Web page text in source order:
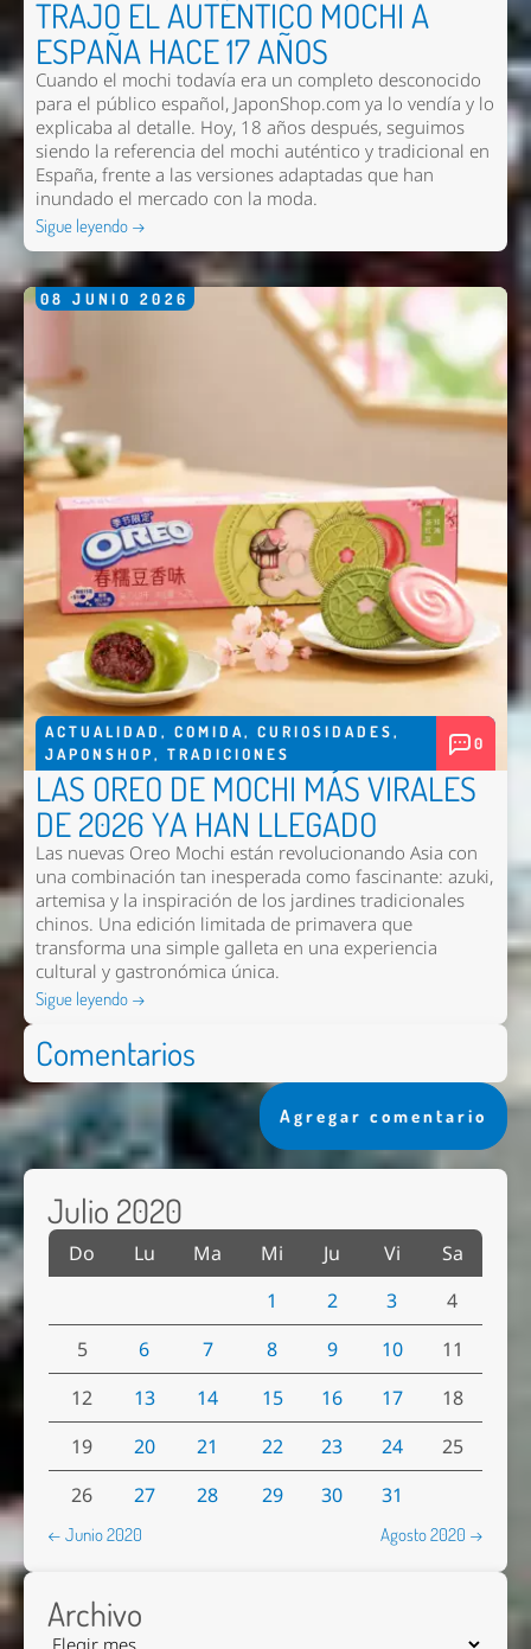
TRAJO EL AUTÉNTICO MOCHI A
ESPAÑA HACE 17 AÑOS
Cuando el mochi todavía era un completo desconocido
para el público español, JaponShop.com ya lo vendía y lo
explicaba al detalle. Hoy, 18 años después, seguimos
siendo la referencia del mochi auténtico y tradicional en
España, frente a las versiones adaptadas que han
inundado el mercado con la moda.
Sigue leyendo →
08 JUNIO 2026
ACTUALIDAD , COMIDA, CURIOSIDADES,
JAPONSHOP, TRADICIONES
0
LAS OREO DE MOCHI MÁS VIRALES
DE 2026 YA HAN LLEGADO
Las nuevas Oreo Mochi están revolucionando Asia con
una combinación tan inesperada como fascinante: azuki,
artemisa y la inspiración de los jardines tradicionales
chinos. Una edición limitada de primavera que
transforma una simple galleta en una experiencia
cultural y gastronómica única.
Sigue leyendo →
Comentarios
Agregar comentario
Julio 2020
Do Lu Ma Mi Ju Vi
Sa
1
2 3
4
5
6 7 8 9 10
11
12
13 14 15 16 17
18
19
20 21 22 23 24
25
26
27 28 29 30 31
← Junio 2020 Agosto 2020 →
Archivo